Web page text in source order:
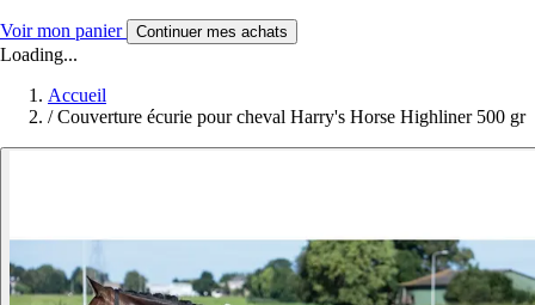
Voir mon panier Continuer mes achats
Loading...
Accueil
/ Couverture écurie pour cheval Harry's Horse Highliner 500 gr